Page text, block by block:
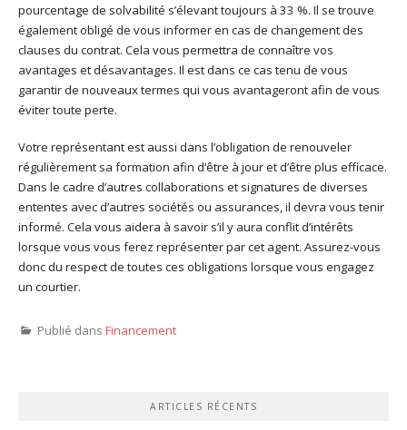
pourcentage de solvabilité s’élevant toujours à 33 %. Il se trouve
également obligé de vous informer en cas de changement des
clauses du contrat. Cela vous permettra de connaître vos
avantages et désavantages. Il est dans ce cas tenu de vous
garantir de nouveaux termes qui vous avantageront afin de vous
éviter toute perte.
Votre représentant est aussi dans l’obligation de renouveler
régulièrement sa formation afin d’être à jour et d’être plus efficace.
Dans le cadre d’autres collaborations et signatures de diverses
ententes avec d’autres sociétés ou assurances, il devra vous tenir
informé. Cela vous aidera à savoir s’il y aura conflit d’intérêts
lorsque vous vous ferez représenter par cet agent. Assurez-vous
donc du respect de toutes ces obligations lorsque vous engagez
un courtier.
Publié dans Financement
ARTICLES RÉCENTS